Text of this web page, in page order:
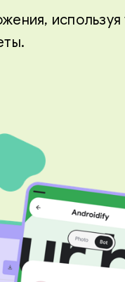
используя